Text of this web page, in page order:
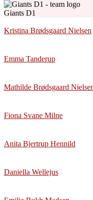
Giants D1
Kristina Brødsgaard Nielsen
Emma Tanderup
Mathilde Brødsgaard
Fiona Svane Milne
Anita Bjertrup Hennild
Daniella Wellejus